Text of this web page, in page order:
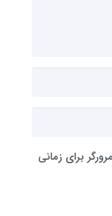
برای زمانی